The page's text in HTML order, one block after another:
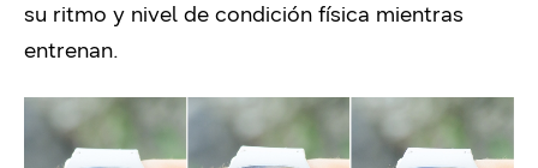
su ritmo y nivel de condición física mientras
entrenan.